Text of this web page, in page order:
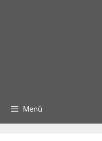
Menü